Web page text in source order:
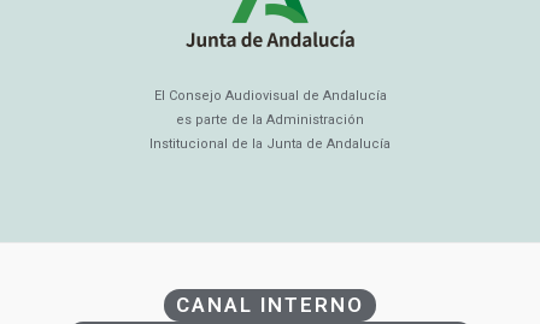
El Consejo Audiovisual de Andalucía
es parte de la Administración
Institucional de la Junta de Andalucía
CANAL INTERNO